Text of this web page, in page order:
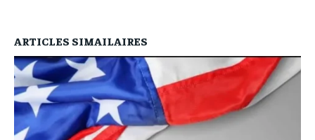
ARTICLES SIMAILAIRES